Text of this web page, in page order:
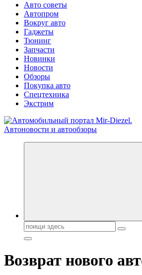
Авто советы
Автопром
Вокруг авто
Гаджеты
Тюнинг
Запчасти
Новинки
Новости
Обзоры
Покупка авто
Спецтехника
Экстрим
Справочник автомобилиста. Обзор
Поиск:
Возврат нового